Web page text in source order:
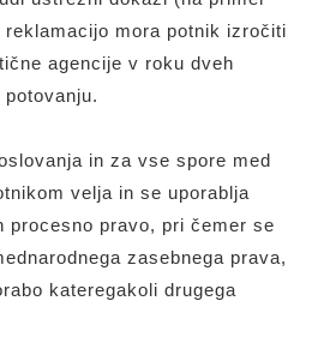
mora potnik izročiti
agencije v roku dveh
in za vse spore med
velja in se uporablja
procesno pravo, pri čemer se
zasebnega prava,
kateregakoli drugega